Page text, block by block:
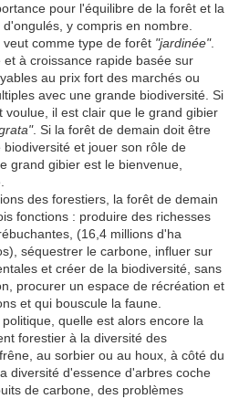
pour l'équilibre de la forêt et la
y compris en nombre.
comme type de forêt "jardinée".
à croissance rapide basée sur
au prix fort des marchés ou
avec une grande biodiversité. Si
voulue, il est clair que le grand gibier
. Si la forêt de demain doit être
et jouer son rôle de
grand gibier est le bienvenue,
des forestiers, la forêt de demain
fonctions : produire des richesses
(16,4 millions d'ha
séquestrer le carbone, influer sur
et créer de la biodiversité, sans
procurer un espace de récréation et
et qui bouscule la faune.
quelle est alors encore la
forestier à la diversité des
au sorbier ou au houx, à côté du
diversité d'essence d'arbres coche
de carbone, des problèmes